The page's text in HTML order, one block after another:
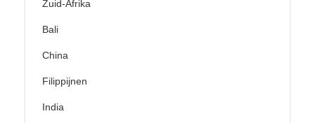
Zuid-Afrika
Bali
China
Filippijnen
India